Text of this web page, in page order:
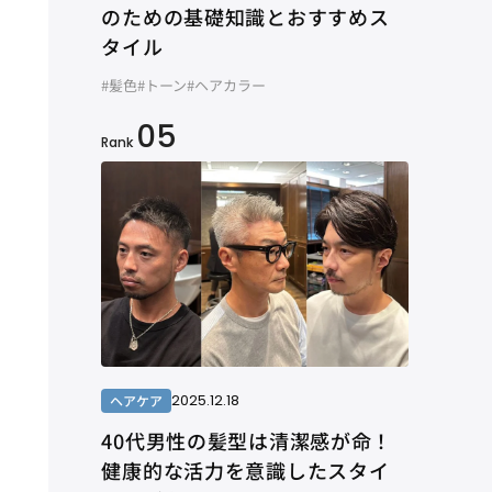
のための基礎知識とおすすめス
タイル
#髪色#トーン#ヘアカラー
Rank 05
ヘアケア 2025.12.18
40代男性の髪型は清潔感が命！
健康的な活力を意識したスタイ